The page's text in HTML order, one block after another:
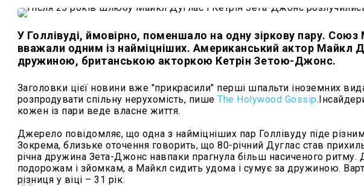
У Голлівуді, ймовірно, поменшало на одну зіркову пару.
вважали одним із найміцніших. Американський актор Майкл
дружиною, британською акторкою Кетрін Зетою-Джонс.
Заголовки цієї новини вже "прикрасили" перші шпальти іноземних
розпродувати спільну нерухомість, пишеThe Holywood Gossip
кожен із пари веде власне життя.
Джерело повідомляє, що одна з найміцніших пар Голлівуду піде
Зокрема, близьке оточення говорить, що 80-річний Дуглас став
річна дружина Зета-Джонс навпаки прагнула більш насиченого ритму.
подорожам і зйомкам, а Майкл сидить удома і сумує за дружиною.
різниця у віці – 31 рік.